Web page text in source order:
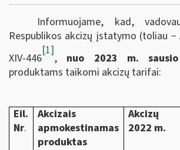
Informuojame, kad,
Respublikos akcizų įstatymo (toliau
XIV-446
[1]
, nuo 2023 m.
produktams taikomi akcizų tarifai:
Eil.
Nr.
Akcizais
apmokestinamas
produktas
Akcizų
2022 m.